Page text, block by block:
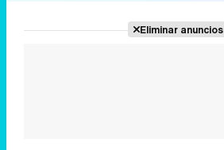
Eliminar anuncios